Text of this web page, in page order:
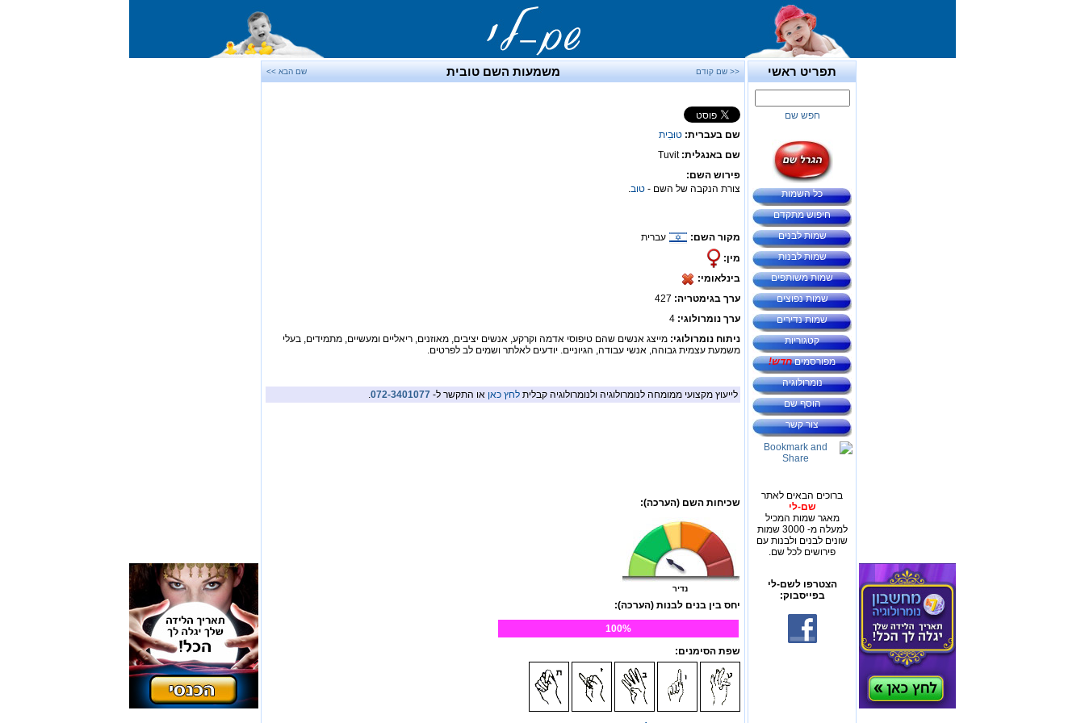
תפריט ראשי
חפש שם
כל השמות
חיפוש מתקדם
שמות לבנים
שמות לבנות
שמות משותפים
שמות נפוצים
שמות נדירים
קטגוריות
מפורסמיםחדש!
נומרולוגיה
הוסף שם
צור קשר
ברוכים הבאים לאתר
שם-לי
מאגר שמות המכיל
למעלה מ- 3000 שמות
שונים לבנים ולבנות עם
פירושים לכל שם.
הצטרפו לשם-לי
בפייסבוק:
<< שם קודם משמעות השם טובית שם הבא >>
שם בעברית: טוּבִית
שם באנגלית:Tuvit
פירוש השם:
צורת הנקבה של השם - טוב.
מקור השם:
עברית
מין:
בינלאומי:
ערך בגימטריה:
ערך נומרולוגי: 4
ניתוח נומרולוגי: מייצג אנשים שהם טיפוסי אדמה וקרקע, אנשים יציבים, מאוזנים, ריאליים ומעשיים, מתמידים, בעלי
משמעת עצמית גבוהה, אנשי עבודה, הגיוניים. יודעים לאלתר ושמים לב לפרטים.
לייעוץ מקצועי ממומחה לנומרולוגיה ולנומרולוגיה קבלית לחץ כאן או התקשר ל- 072-3401077
.
שכיחות השם (הערכה):
נדיר
יחס בין בנים לבנות (הערכה):
100%
שפת הסימנים: